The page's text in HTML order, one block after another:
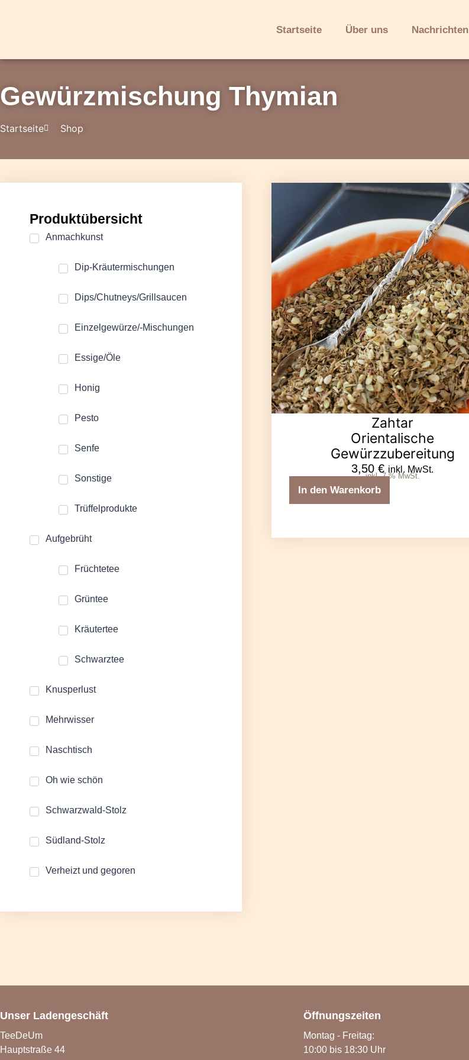
Startseite Über uns Nachrichten
Gewürzmischung Thymian
Startseite Shop
Produktübersicht
Anmachkunst
Dip-Kräutermischungen
Dips/Chutneys/Grillsaucen
Einzelgewürze/-Mischungen
Essige/Öle
Honig
Pesto
Senfe
Sonstige
Trüffelprodukte
Aufgebrüht
Früchtetee
Grüntee
Kräutertee
Schwarztee
Knusperlust
Mehrwisser
Naschtisch
Oh wie schön
Schwarzwald-Stolz
Südland-Stolz
Verheizt und gegoren
Zahtar
Orientalische
Gewürzzubereitung
3,50€ inkl. MwSt.
inkl. 7 % MwSt.
In den Warenkorb
Unser Ladengeschäft
TeeDeUm
Hauptstraße 44
Öffnungszeiten
Montag - Freitag:
10:00 bis 18:30 Uhr